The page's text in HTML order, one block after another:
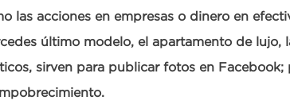
las acciones en empresas o dinero en
último modelo, el apartamento de lujo,
sirven para publicar fotos en